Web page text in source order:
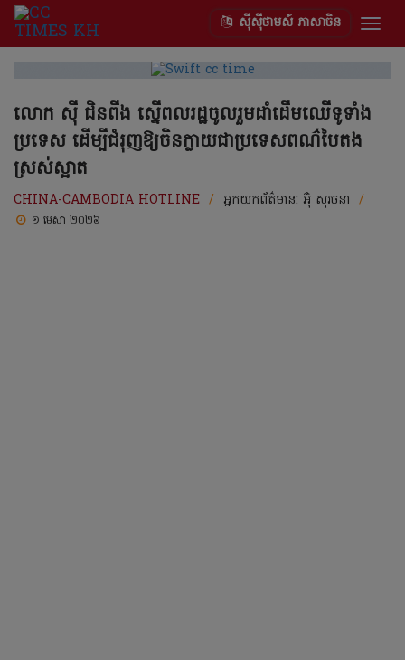
ស៊ីស៊ីថាមស៍ ភាសាចិន
លោក ស៊ី ជិនពីង ស្នើពលរដ្ឋចូលរួមដាំដើមឈើទូទាំង
ប្រទេស ដើម្បីជំរុញឱ្យចិនក្លាយជាប្រទេសពណ៌បៃតង
ស្រស់ស្អាត
CHINA-CAMBODIA HOTLINE / អ្នកយកព័ត៌មាន: អ៊ុំ សុរចនា /
១ មេសា ២០២៦